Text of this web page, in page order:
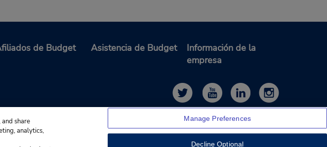
de Budget Asistencia de Budget
Información de la
empresa
share
analytics,
Manage Preferences
Decline Optional